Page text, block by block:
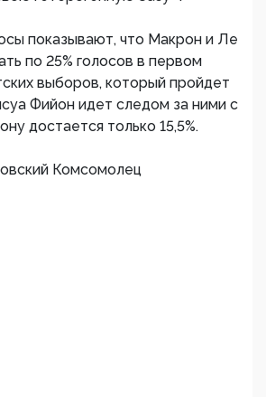
показывают, что Макрон и Ле
по 25% голосов в первом
выборов, который пройдет
Фийон идет следом за ними с
достается только 15,5%.
Комсомолец